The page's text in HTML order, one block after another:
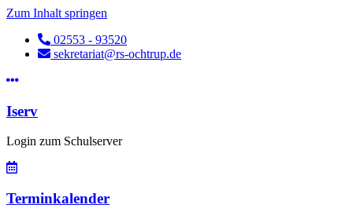
Zum Inhalt springen
02553 - 93520
sekretariat@rs-ochtrup.de
Iserv
Login zum Schulserver
Terminkalender